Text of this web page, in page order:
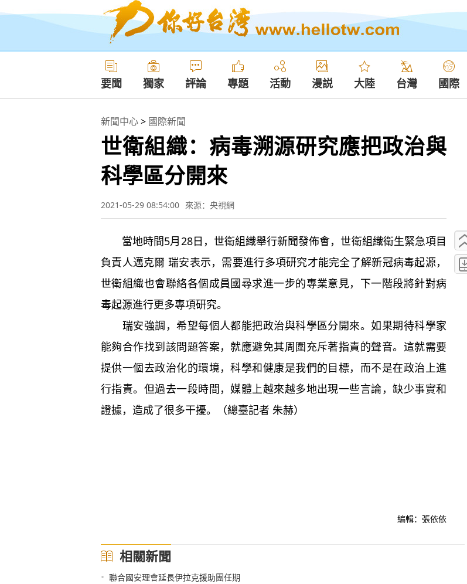
要聞 獨家 評論 專題 活動 漫説 大陸 台灣 國際
新聞中心> 國際新聞
世衛組織：病毒溯源研究應把政治與
科學區分開來
2021-05-29 08:54:00 來源：央視網
當地時間5月28日，世衛組織舉行新聞發佈會，世衛組織衛生緊急項目
負責人邁克爾 瑞安表示，需要進行多項研究才能完全了解新冠病毒起源，
世衛組織也會聯絡各個成員國尋求進一步的專業意見，下一階段將針對病
毒起源進行更多專項研究。
瑞安強調，希望每個人都能把政治與科學區分開來。如果期待科學家
能夠合作找到該問題答案，就應避免其周圍充斥著指責的聲音。這就需要
提供一個去政治化的環境，科學和健康是我們的目標，而不是在政治上進
行指責。但過去一段時間，媒體上越來越多地出現一些言論，缺少事實和
證據，造成了很多干擾。（總臺記者 朱赫）
編輯：張依依
相關新聞
• 聯合國安理會延長伊拉克援助團任期